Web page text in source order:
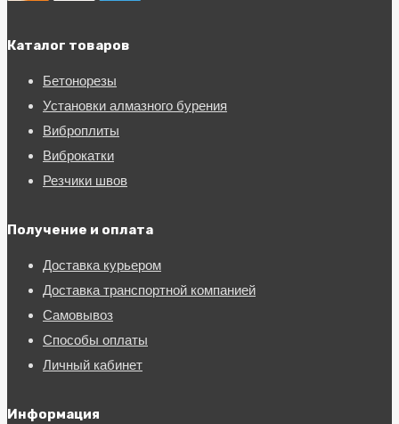
Каталог товаров
Бетонорезы
Установки алмазного бурения
Виброплиты
Виброкатки
Резчики швов
Получение и оплата
Доставка курьером
Доставка транспортной компанией
Самовывоз
Способы оплаты
Личный кабинет
Информация